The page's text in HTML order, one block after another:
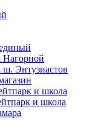
Нагорной
Энтузиастов
и школа
и школа